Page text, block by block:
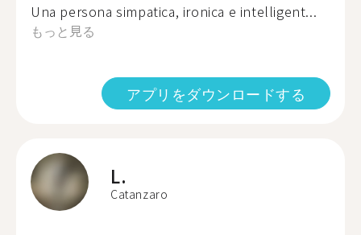
Una persona simpatica, ironica e intelligent...
もっと見る
アプリをダウンロードする
L.
Catanzaro